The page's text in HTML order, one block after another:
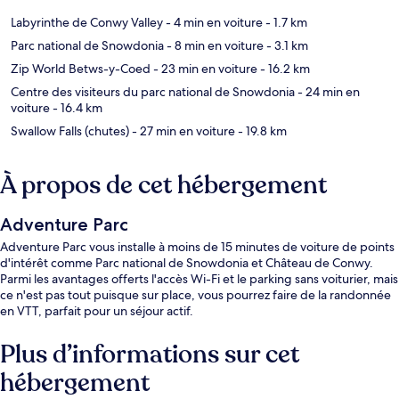
Labyrinthe de Conwy Valley- 4 min en voiture- 1.7 km
Parc national de Snowdonia- 8 min en voiture- 3.1 km
Zip World Betws-y-Coed - 23 min en voiture- 16.2 km
Centre des visiteurs du parc national de Snowdonia- 24 min en
voiture- 16.4 km
Swallow Falls (chutes)- 27 min en voiture- 19.8 km
À propos de cet hébergement
Adventure Parc
Adventure Parc vous installe à moins de 15 minutes de voiture de points
d'intérêt comme Parc national de Snowdonia et Château de Conwy.
Parmi les avantages offerts l'accès Wi-Fi et le parking sans voiturier, mais
ce n'est pas tout puisque sur place, vous pourrez faire de la randonnée
en VTT, parfait pour un séjour actif.
Plus d’informations sur cet
hébergement